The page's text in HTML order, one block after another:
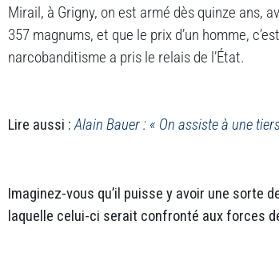
Mirail, à Grigny, on est armé dès quinze ans,
357 magnums, et que le prix d’un homme,
narcobanditisme a pris le relais de l’État.
Lire aussi : Alain Bauer : « On assiste à une
Imaginez-vous qu’il puisse y avoir une sorte
laquelle celui-ci serait confronté aux forces